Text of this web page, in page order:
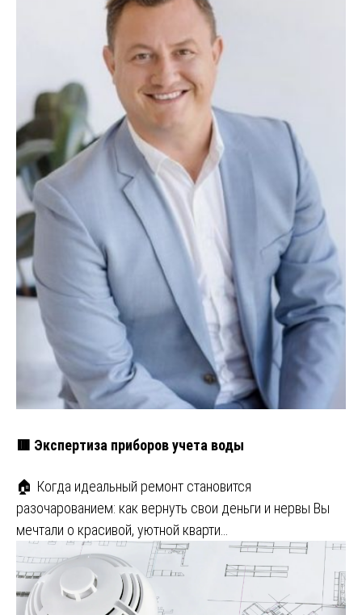
🟥 Экспертиза приборов учета воды
🏠 Когда идеальный ремонт становится
разочарованием: как вернуть свои деньги и нервы Вы
мечтали о красивой, уютной кварти…